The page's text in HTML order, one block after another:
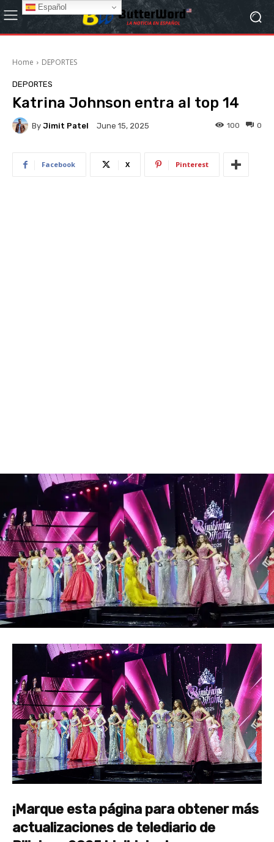
Home DEPORTES
DEPORTES
Katrina Johnson entra al top 14
By Jimit Patel June 15, 2025 0
100
Facebook X Pinterest
¡Marque esta página para obtener más
actualizaciones de telediario de
Español